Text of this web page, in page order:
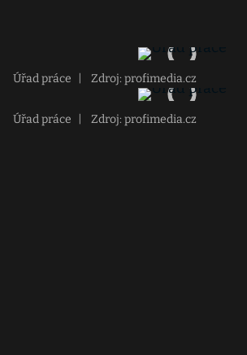
Úřad práce Zdroj: profimedia.cz
Úřad práce Zdroj: profimedia.cz